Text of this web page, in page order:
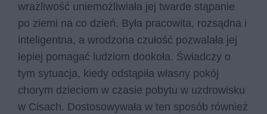
wrażliwość uniemożliwiała jej twarde stąpanie
po ziemi na co dzień. Była pracowita, rozsądna i
inteligentna, a wrodzona czułość pozwalała jej
lepiej pomagać ludziom dookoła. Świadczy o
tym sytuacja, kiedy odstąpiła własny pokój
chorym dzieciom w czasie pobytu w uzdrowisku
w Cisach. Dostosowywała w ten sposób również